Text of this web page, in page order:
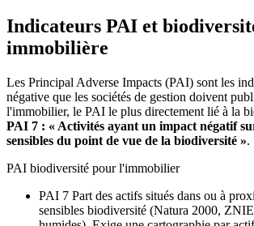
Indicateurs PAI et
immobilière
Les Principal Adverse Impacts (PAI) sont les
négative que les sociétés de gestion doivent
l'immobilier, le PAI le plus directement lié à la
PAI 7 : « Activités ayant un impact négatif
sensibles du point de vue de la biodiversité ».
PAI biodiversité pour l'immobilier
PAI 7 Part des actifs situés dans ou à
sensibles biodiversité (Natura 2000,